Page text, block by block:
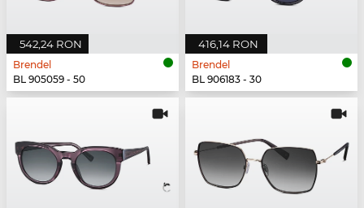
542,24 RON
Brendel
BL 905059 - 50
416,14 RON
Brendel
BL 906183 - 30